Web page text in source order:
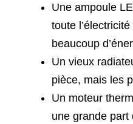
Une ampoule
toute
beaucoup
Un vieux
pièce, mais les
Un moteur
une grande part